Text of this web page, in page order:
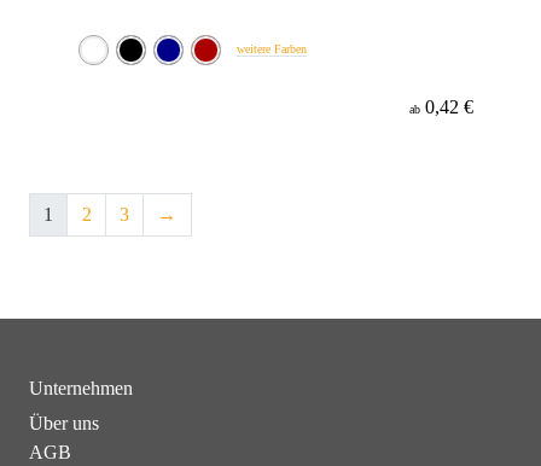
weitere Farben
ab 0,42 €
1 2 3 →
Unternehmen
Über uns
AGB